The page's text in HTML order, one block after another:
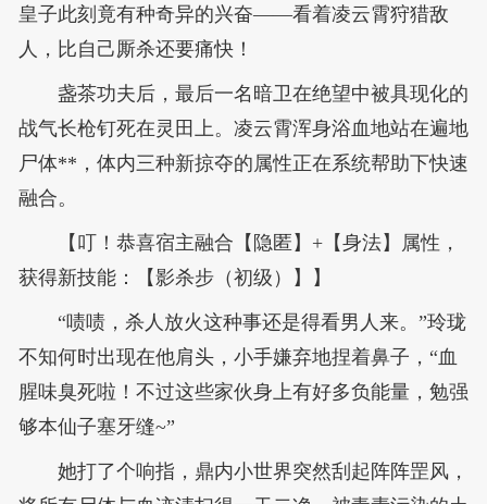
皇子此刻竟有种奇异的兴奋——看着凌云霄狩猎敌
人，比自己厮杀还要痛快！
盏茶功夫后，最后一名暗卫在绝望中被具现化的
战气长枪钉死在灵田上。凌云霄浑身浴血地站在遍地
尸体**，体内三种新掠夺的属性正在系统帮助下快速
融合。
【叮！恭喜宿主融合【隐匿】+【身法】属性，
获得新技能：【影杀步（初级）】】
“啧啧，杀人放火这种事还是得看男人来。”玲珑
不知何时出现在他肩头，小手嫌弃地捏着鼻子，“血
腥味臭死啦！不过这些家伙身上有好多负能量，勉强
够本仙子塞牙缝~”
她打了个响指，鼎内小世界突然刮起阵阵罡风，